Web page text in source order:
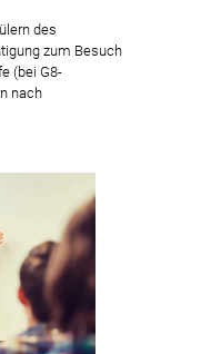
des
zum Besuch
(bei G8-
nach